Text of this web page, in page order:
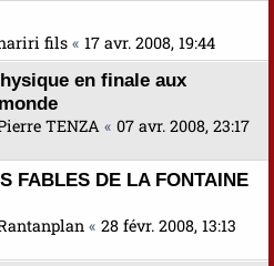
fils « 17 avr. 2008, 19:44
en finale aux
TENZA « 07 avr. 2008, 23:17
FABLES DE LA FONTAINE
« 28 févr. 2008, 13:13